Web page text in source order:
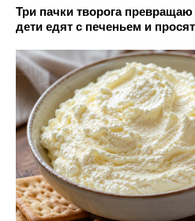
Три пачки творога
дети едят с печеньем и